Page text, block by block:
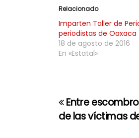
Relacionado
Imparten Taller de
periodistas de Oaxaca
18 de agosto de 2016
En «Estatal»
NEntre
de las víctimas